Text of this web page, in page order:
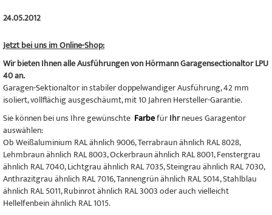
24.05.2012
Jetzt bei uns im Online-Shop:
Wir bieten Ihnen alle Ausführungen von Hörmann Garagensectionaltor LPU
40 an.
Garagen-Sektionaltor in stabiler doppelwandiger Ausführung, 42 mm
isoliert, vollflächig ausgeschäumt, mit 10 Jahren Hersteller-Garantie.
Sie können bei uns Ihre gewünschte FarbefürIhrneues Garagentor
auswählen:
Ob Weißaluminium RAL ähnlich 9006, Terrabraun ähnlich RAL 8028,
Lehmbraun ähnlich RAL 8003, Ockerbraun ähnlich RAL 8001, Fenstergrau
ähnlich RAL 7040, Lichtgrau ähnlich RAL 7035, Steingrau ähnlich RAL 7030,
Anthrazitgrau ähnlich RAL 7016, Tannengrün ähnlich RAL 5014, Stahlblau
ähnlich RAL 5011, Rubinrot ähnlich RAL 3003 oder auch vielleicht
Hellelfenbein ähnlich RAL 1015.